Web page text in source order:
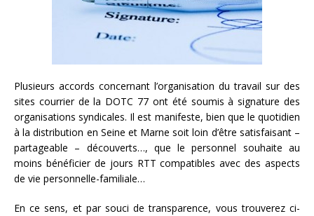
Plusieurs accords concernant l’organisation du travail sur des
sites courrier de la DOTC 77 ont été soumis à signature des
organisations syndicales. Il est manifeste, bien que le quotidien
à la distribution en Seine et Marne soit loin d’être satisfaisant –
partageable – découverts…, que le personnel souhaite au
moins bénéficier de jours RTT compatibles avec des aspects
de vie personnelle-familiale…
En ce sens, et par souci de transparence, vous trouverez ci-